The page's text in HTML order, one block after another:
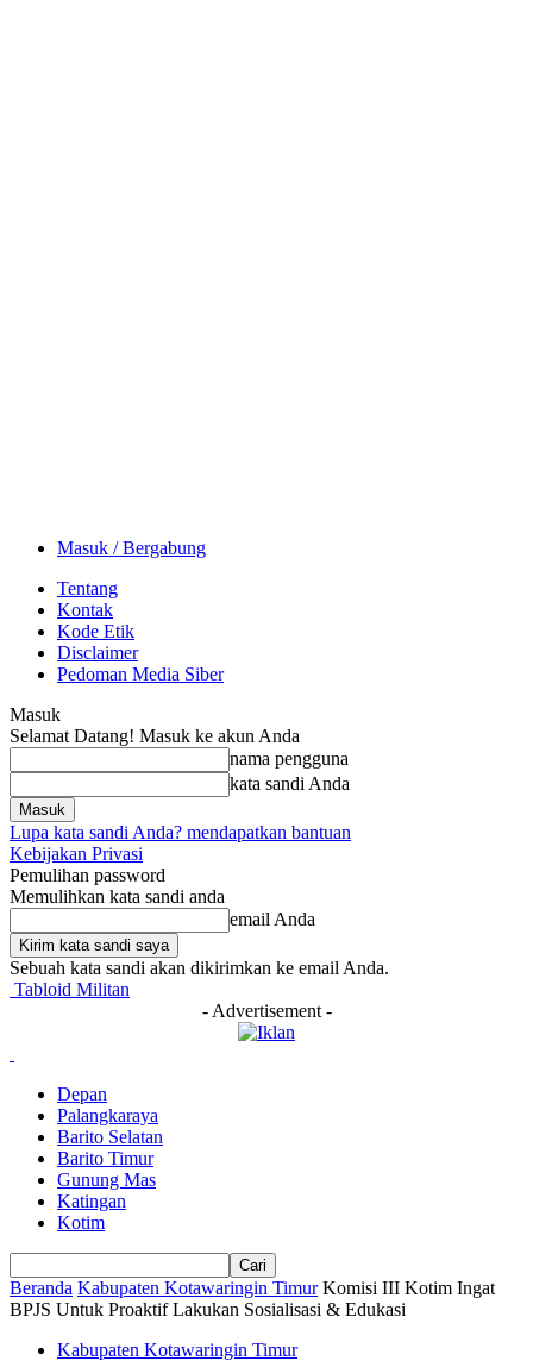
Masuk / Bergabung
Tentang
Kontak
Kode Etik
Disclaimer
Pedoman Media Siber
Masuk
Selamat Datang! Masuk ke akun Anda
nama pengguna
kata sandi Anda
Lupa kata sandi Anda? mendapatkan bantuan
Kebijakan Privasi
Pemulihan password
Memulihkan kata sandi anda
email Anda
Sebuah kata sandi akan dikirimkan ke email Anda.
Tabloid Militan
- Advertisement -
Depan
Palangkaraya
Barito Selatan
Barito Timur
Gunung Mas
Katingan
Kotim
Beranda Kabupaten Kotawaringin Timur Komisi III Kotim Ingat
BPJS Untuk Proaktif Lakukan Sosialisasi & Edukasi
Kabupaten Kotawaringin Timur